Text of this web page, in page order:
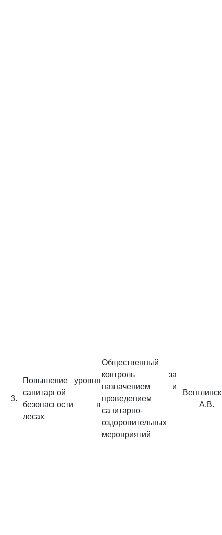
3.
Повышение уровня
санитарной
безопасности в
лесах
Общественный
контроль за
назначением и
проведением
санитарно-
оздоровительных
мероприятий
А.В.